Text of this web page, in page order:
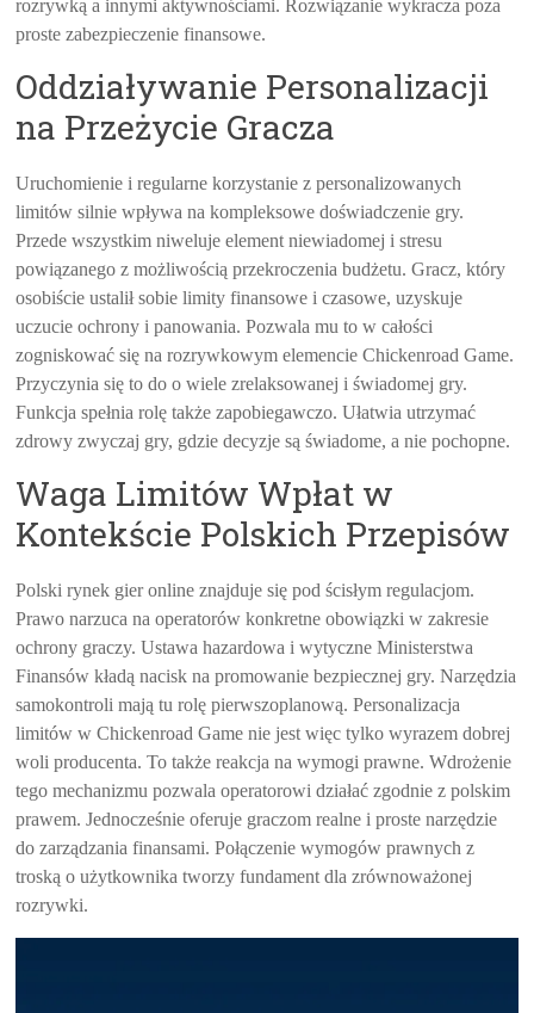
rozrywką a innymi aktywnościami. Rozwiązanie wykracza poza
proste zabezpieczenie finansowe.
Oddziaływanie Personalizacji
na Przeżycie Gracza
Uruchomienie i regularne korzystanie z personalizowanych
limitów silnie wpływa na kompleksowe doświadczenie gry.
Przede wszystkim niweluje element niewiadomej i stresu
powiązanego z możliwością przekroczenia budżetu. Gracz, który
osobiście ustalił sobie limity finansowe i czasowe, uzyskuje
uczucie ochrony i panowania. Pozwala mu to w całości
zogniskować się na rozrywkowym elemencie Chickenroad Game.
Przyczynia się to do o wiele zrelaksowanej i świadomej gry.
Funkcja spełnia rolę także zapobiegawczo. Ułatwia utrzymać
zdrowy zwyczaj gry, gdzie decyzje są świadome, a nie pochopne.
Waga Limitów Wpłat w
Kontekście Polskich Przepisów
Polski rynek gier online znajduje się pod ścisłym regulacjom.
Prawo narzuca na operatorów konkretne obowiązki w zakresie
ochrony graczy. Ustawa hazardowa i wytyczne Ministerstwa
Finansów kładą nacisk na promowanie bezpiecznej gry. Narzędzia
samokontroli mają tu rolę pierwszoplanową. Personalizacja
limitów w Chickenroad Game nie jest więc tylko wyrazem dobrej
woli producenta. To także reakcja na wymogi prawne. Wdrożenie
tego mechanizmu pozwala operatorowi działać zgodnie z polskim
prawem. Jednocześnie oferuje graczom realne i proste narzędzie
do zarządzania finansami. Połączenie wymogów prawnych z
troską o użytkownika tworzy fundament dla zrównoważonej
rozrywki.